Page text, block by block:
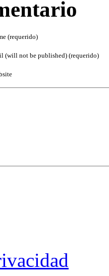
(requerido)
(will not be published) (requerido)